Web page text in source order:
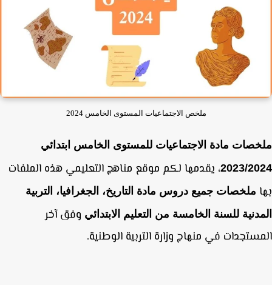
ملخص الاجتماعيات المستوى الخامس 2024
مادة الاجتماعيات للمستوى الخامس ابتدائي
2023/،يقدمها لكم موقع مناهج التعليمي هذه الملفات
ملخصات جميع دروس مادة التاريخ، الجغرافيا، التربية
للسنة الخامسة من التعليم الابتدائي وفق آخر
في منهاج وزارة التربية الوطنية.